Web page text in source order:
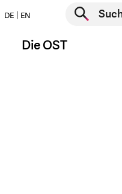
DE EN
Suche starten
Die OST